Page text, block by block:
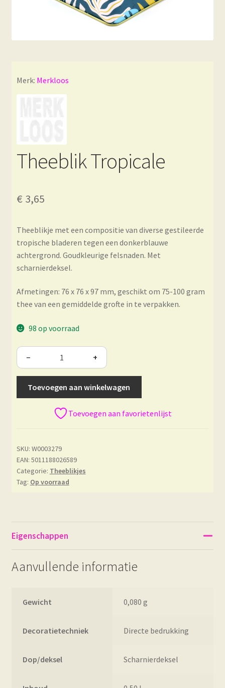
Merk: Merkloos
Theeblik Tropicale
€ 3,65
Theeblikje met een compositie van diverse gestileerde
tropische bladeren tegen een donkerblauwe
achtergrond. Goudkleurige felsnaden. Met
scharnierdeksel.
Afmetingen: 76 x 76 x 97 mm, geschikt om 75-100 gram
thee van een gemiddelde grofte in te verpakken.
98 op voorraad
− +
Toevoegen aan winkelwagen
Toevoegen aan favorietenlijst
SKU: W0003279
EAN: 5011188026589
Categorie: Theeblikjes
Tag: Op voorraad
Eigenschappen
Aanvullende informatie
Gewicht 0,080 g
Decoratietechniek Directe bedrukking
Dop/deksel Scharnierdeksel